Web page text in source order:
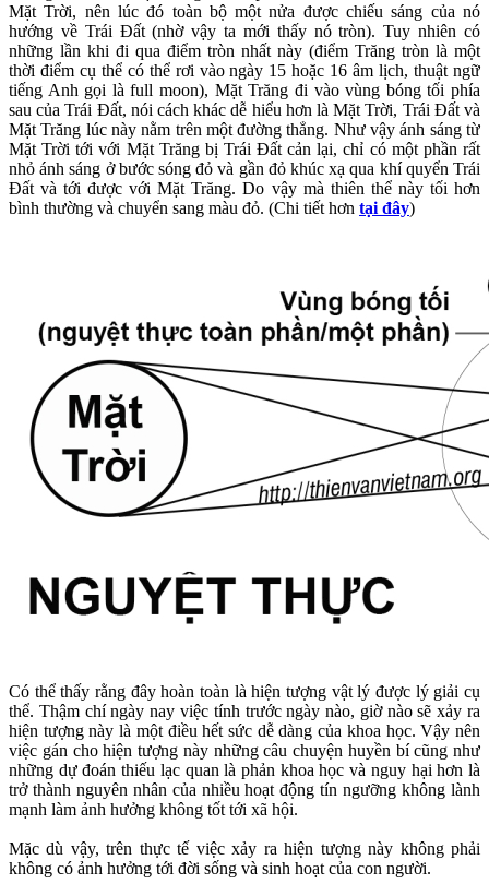
Mặt Trời, nên lúc đó toàn bộ một nửa được chiếu sáng của nó
hướng về Trái Đất (nhờ vậy ta mới thấy nó tròn). Tuy nhiên có
những lần khi đi qua điểm tròn nhất này (điểm Trăng tròn là một
thời điểm cụ thể có thể rơi vào ngày 15 hoặc 16 âm lịch, thuật ngữ
tiếng Anh gọi là full moon), Mặt Trăng đi vào vùng bóng tối phía
sau của Trái Đất, nói cách khác dễ hiểu hơn là Mặt Trời, Trái Đất và
Mặt Trăng lúc này nằm trên một đường thẳng. Như vậy ánh sáng từ
Mặt Trời tới với Mặt Trăng bị Trái Đất cản lại, chỉ có một phần rất
nhỏ ánh sáng ở bước sóng đỏ và gần đỏ khúc xạ qua khí quyển Trái
Đất và tới được với Mặt Trăng. Do vậy mà thiên thể này tối hơn
bình thường và chuyển sang màu đỏ. (Chi tiết hơn tại đây)
Có thể thấy rằng đây hoàn toàn là hiện tượng vật lý được lý giải cụ
thể. Thậm chí ngày nay việc tính trước ngày nào, giờ nào sẽ xảy ra
hiện tượng này là một điều hết sức dễ dàng của khoa học. Vậy nên
việc gán cho hiện tượng này những câu chuyện huyền bí cũng như
những dự đoán thiếu lạc quan là phản khoa học và nguy hại hơn là
trở thành nguyên nhân của nhiều hoạt động tín ngưỡng không lành
mạnh làm ảnh hưởng không tốt tới xã hội.
Mặc dù vậy, trên thực tế việc xảy ra hiện tượng này không phải
không có ảnh hưởng tới đời sống và sinh hoạt của con người.